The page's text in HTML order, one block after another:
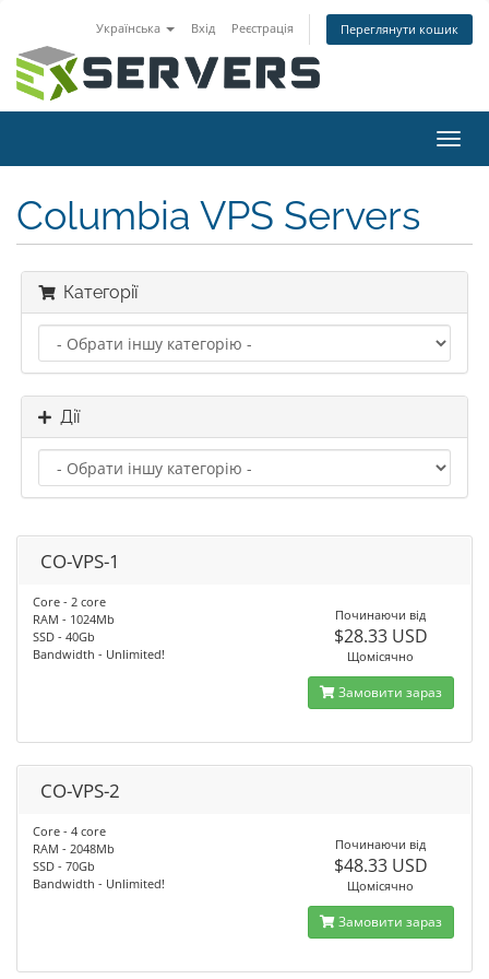
Українська Вхід Реєстрація Переглянути кошик
Columbia VPS Servers
Категорії
Дії
CO-VPS-1
Core - 2 core
RAM - 1024Mb
SSD - 40Gb
Bandwidth - Unlimited!
Починаючи від
$28.33 USD
Щомісячно
Замовити зараз
CO-VPS-2
Core - 4 core
RAM - 2048Mb
SSD - 70Gb
Bandwidth - Unlimited!
Починаючи від
$48.33 USD
Щомісячно
Замовити зараз